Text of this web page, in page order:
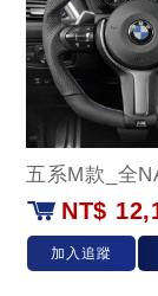
NT$
加入追蹤